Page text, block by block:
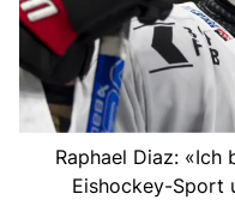
Raphael Diaz: «Ich
Eishockey-Sport